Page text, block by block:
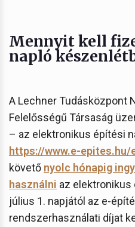
Mennyit kell
napló
A Lechner Tudásközpont
Felelősségű Társaság
– az elektronikus építési
https://www.e-epites.hu/
követő nyolc hónapig
használni az elektronikus
július 1. napjától az e-
rendszerhasználati díjat